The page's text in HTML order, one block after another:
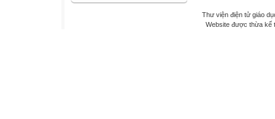
Thư viện điện tử giáo
Website được thừa kế